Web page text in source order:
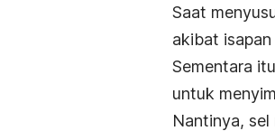
Saat
akibat isapan
Sementara
untuk
Nantinya,